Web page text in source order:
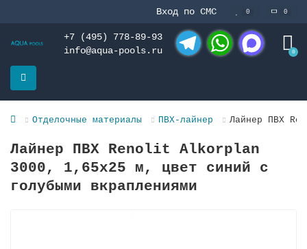
Вход по СМС 0 0
+7 (495) 778-89-93
info@aqua-pools.ru
0
Отделочные материалы ПВХ-лайнер Лайнер ПВХ
Лайнер ПВХ Renolit Alkorplan
3000, 1,65х25 м, цвет синий с
голубыми вкраплениями